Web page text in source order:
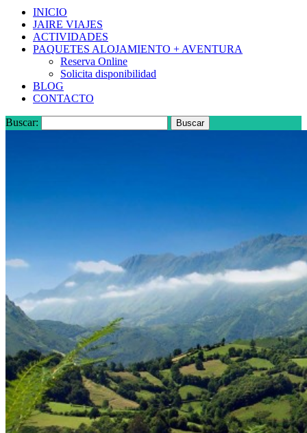
INICIO
JAIRE VIAJES
ACTIVIDADES
PAQUETES ALOJAMIENTO + AVENTURA
Reserva Online
Solicita disponibilidad
BLOG
CONTACTO
Buscar: